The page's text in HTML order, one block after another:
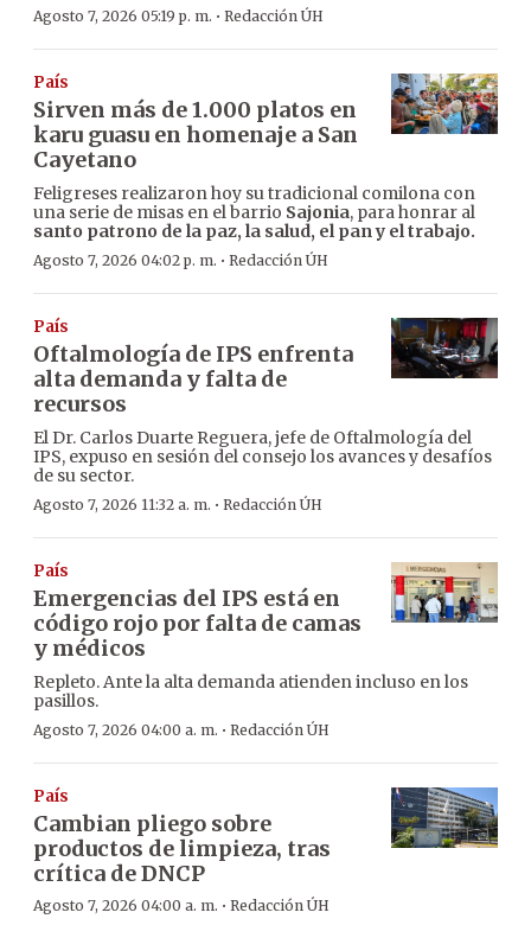
Agosto 7, 2026 05:19 p. m. · Redacción ÚH
País
Sirven más de 1.000 platos en
karu guasu en homenaje a San
Cayetano
Feligreses realizaron hoy su tradicional comilona con
una serie de misas en el barrio Sajonia, para honrar al
santo patrono de la paz, la salud, el pan y el trabajo.
Agosto 7, 2026 04:02 p. m. · Redacción ÚH
País
Oftalmología de IPS enfrenta
alta demanda y falta de
recursos
El Dr. Carlos Duarte Reguera, jefe de Oftalmología del
IPS, expuso en sesión del consejo los avances y desafíos
de su sector.
Agosto 7, 2026 11:32 a. m. · Redacción ÚH
País
Emergencias del IPS está en
código rojo por falta de camas
y médicos
Repleto. Ante la alta demanda atienden incluso en los
pasillos.
Agosto 7, 2026 04:00 a. m. · Redacción ÚH
País
Cambian pliego sobre
productos de limpieza, tras
crítica de DNCP
Agosto 7, 2026 04:00 a. m. · Redacción ÚH